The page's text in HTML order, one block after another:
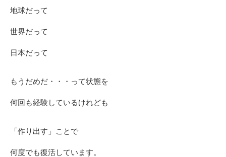
地球だって
世界だって
日本だって
もうだめだ・・・って状態を
何回も経験しているけれども
「作り出す」ことで
何度でも復活しています。